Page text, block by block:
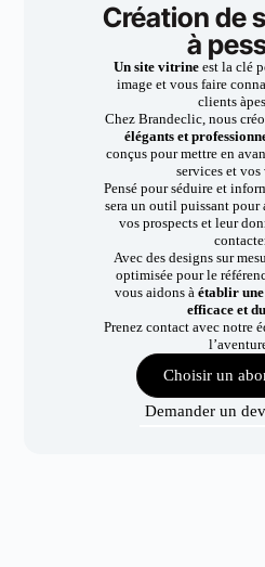
Création de
à
Un site vitrineest la clé
image et vous faire
clients
Chez Brandeclic, nous
élégants et
conçus pour mettre en
services et vos
Pensé pour séduire et
sera un outil puissant pour
vos prospects et leur
Avec des designs sur
optimisée pour le
vous aidons à établir une
efficace et
Prenez contact avec notre
Choisir un
Demander un